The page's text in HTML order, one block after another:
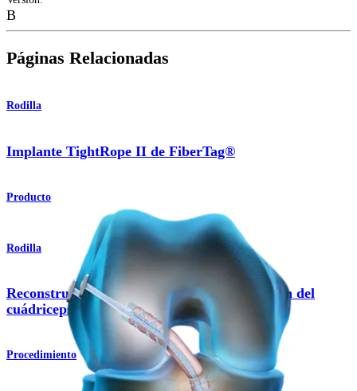
B
Páginas Relacionadas
Rodilla
Implante TightRope II de FiberTag®
Producto
Rodilla
Reconstrucción del LCA con injerto de tendón del
cuádriceps
Procedimiento